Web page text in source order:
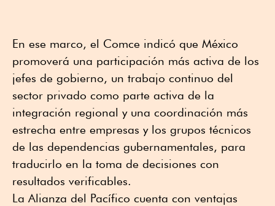
En ese marco, el Comce indicó que México
promoverá una participación más activa de los
jefes de gobierno, un trabajo continuo del
sector privado como parte activa de la
integración regional y una coordinación más
estrecha entre empresas y los grupos técnicos
de las dependencias gubernamentales, para
traducirlo en la toma de decisiones con
resultados verificables.
La Alianza del Pacífico cuenta con ventajas